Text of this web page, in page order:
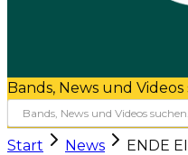
Bands, News und
Start News
ENDE